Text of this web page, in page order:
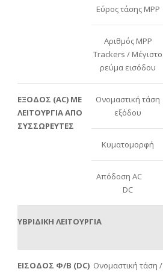
Εύρος τάσης MPP
Αριθμός MPP
Trackers / Μέγιστο
ρεύμα εισόδου
ΕΞΟΔΟΣ (AC) ΜΕ
ΛΕΙΤΟΥΡΓΙΑ ΑΠΟ
ΣΥΣΣΩΡΕΥΤΕΣ
Ονομαστική τάση
εξόδου
Κυματομορφή
Απόδοση ΑC
DC
ΥΒΡΙΔΙΚΗ ΛΕΙΤΟΥΡΓΙΑ
ΕΙΣΟΔΟΣ Φ/Β (DC) Ονομαστική τάση /